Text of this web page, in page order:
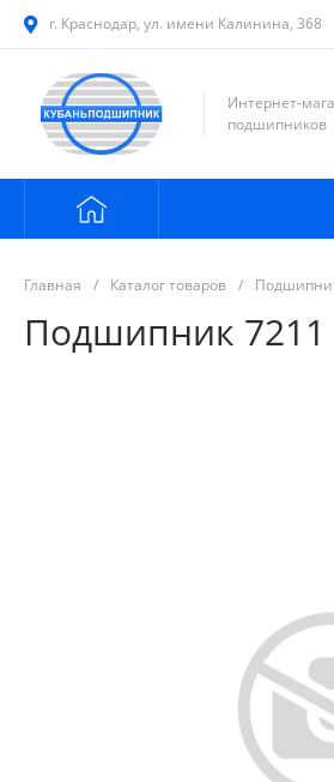
г. Краснодар, ул. имени Калинина, 368
Интернет-
подшипников
Главная / Каталог товаров /
Подшипник 7211